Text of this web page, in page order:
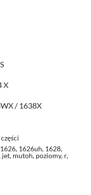
X
/ 1638X
1626, 1626uh, 1628,
jet, mutoh, poziomy, r,